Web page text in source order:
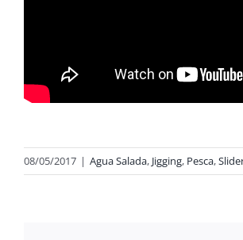
08/05/2017 | Agua Salada, Jigging, Pesca,